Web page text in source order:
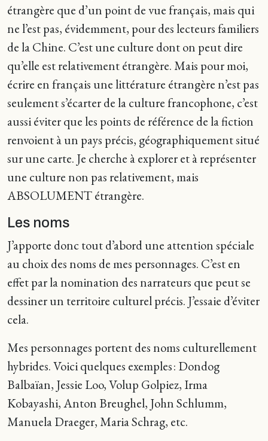
étrangère que d’un point de vue français, mais qui
ne l’est pas, évidemment, pour des lecteurs familiers
de la Chine. C’est une culture dont on peut dire
qu’elle est relativement étrangère. Mais pour moi,
écrire en français une littérature étrangère n’est pas
seulement s’écarter de la culture francophone, c’est
aussi éviter que les points de référence de la fiction
renvoient à un pays précis, géographiquement situé
sur une carte. Je cherche à explorer et à représenter
une culture non pas relativement, mais
ABSOLUMENT étrangère.
Les noms
J’apporte donc tout d’abord une attention spéciale
au choix des noms de mes personnages. C’est en
effet par la nomination des narrateurs que peut se
dessiner un territoire culturel précis. J’essaie d’éviter
cela.
Mes personnages portent des noms culturellement
hybrides. Voici quelques exemples : Dondog
Balbaïan, Jessie Loo, Volup Golpiez, Irma
Kobayashi, Anton Breughel, John Schlumm,
Manuela Draeger, Maria Schrag, etc.